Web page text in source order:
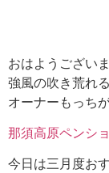
おはようござい
強風の吹き荒れ
オーナーもっち
那須高原ペンシ
今日は三月度お